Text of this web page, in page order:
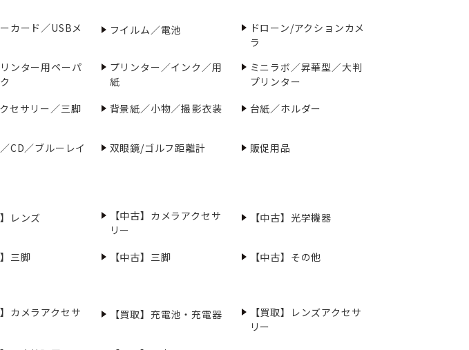
カード／USBメ
フイルム／電池
ドローン/アクションカメ
ラ
ンター用ペーパ
プリンター／インク／用
紙
ミニラボ／昇華型／大判
プリンター
セサリー／三脚 背景紙／小物／撮影衣装 台紙／ホルダー
CD／ブルーレイ 双眼鏡/ゴルフ距離計 販促用品
】レンズ
【中古】カメラアクセサ
リー
【中古】光学機器
】三脚 【中古】三脚 【中古】その他
】カメラアクセサ
【買取】充電池・充電器
【買取】レンズアクセサ
リー